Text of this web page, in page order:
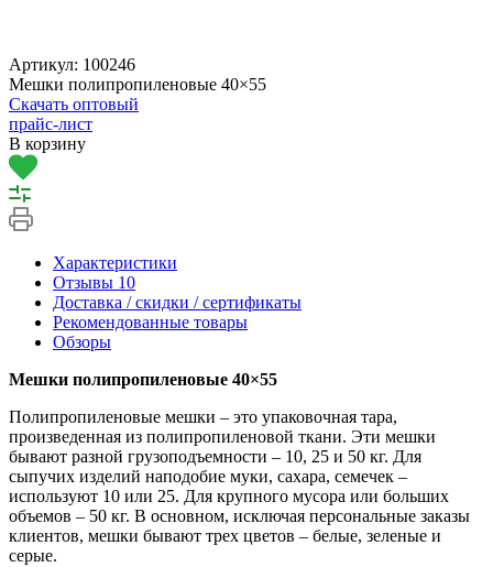
Артикул: 100246
Мешки полипропиленовые 40×55
Скачать оптовый
прайс-лист
В корзину
Характеристики
Отзывы 10
Доставка / скидки / сертификаты
Рекомендованные товары
Обзоры
Мешки полипропиленовые 40×55
Полипропиленовые мешки – это упаковочная тара,
произведенная из полипропиленовой ткани. Эти мешки
бывают разной грузоподъемности – 10, 25 и 50 кг. Для
сыпучих изделий наподобие муки, сахара, семечек –
используют 10 или 25. Для крупного мусора или больших
объемов – 50 кг. В основном, исключая персональные заказы
клиентов, мешки бывают трех цветов – белые, зеленые и
серые.